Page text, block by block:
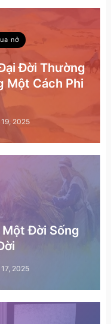
nở
Đời Thường
Một Cách Phi
2025
Một Đời Sống
2025